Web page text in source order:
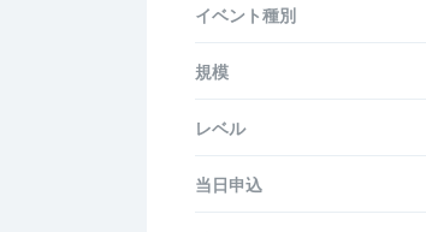
イベント種別
規模
レベル
当日申込